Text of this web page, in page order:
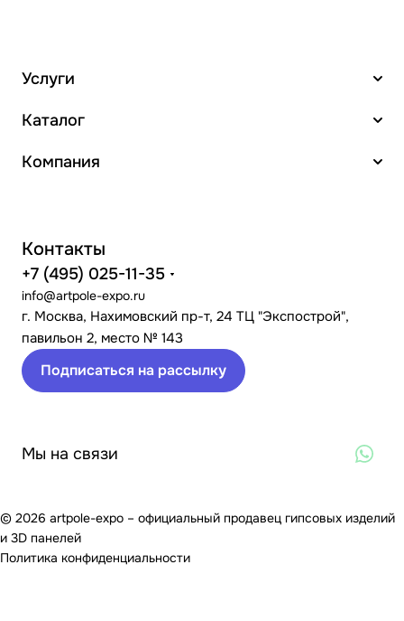
Услуги
Каталог
Компания
Контакты
+7 (495) 025-11-35
info@artpole-expo.ru
г. Москва, Нахимовский пр-т, 24 ТЦ "Экспострой",
павильон 2, место № 143
Подписаться на рассылку
Мы на связи
© 2026 artpole-expo – официальный продавец гипсовых изделий
и 3D панелей
Политика конфиденциальности